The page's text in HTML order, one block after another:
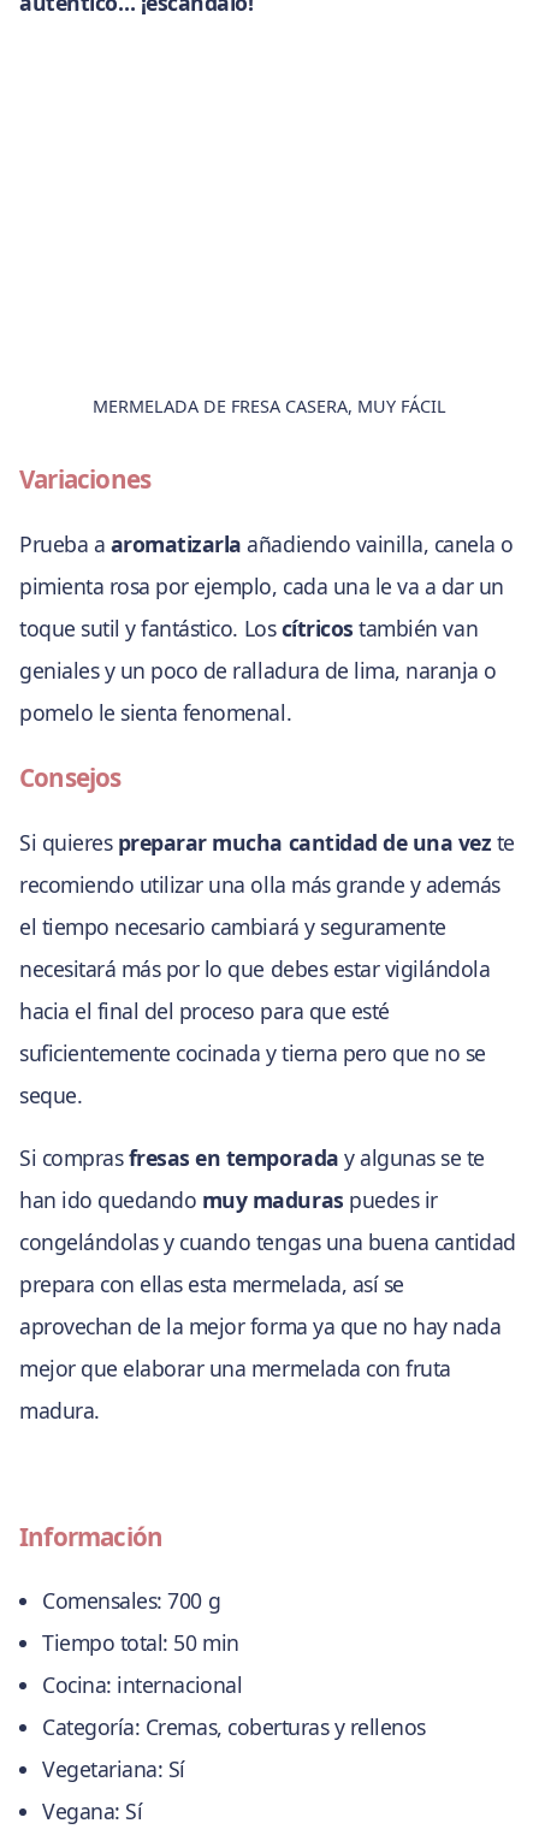
MERMELADA DE FRESA CASERA, MUY FÁCIL
Variaciones
Prueba a aromatizarla añadiendo vainilla, canela o
pimienta rosa por ejemplo, cada una le va a dar un
toque sutil y fantástico. Loscítricos también van
geniales y un poco de ralladura de lima, naranja o
pomelo le sienta fenomenal.
Consejos
Si quieres preparar mucha cantidad de una vez te
recomiendo utilizar una olla más grande y además
el tiempo necesario cambiará y seguramente
necesitará más por lo que debes estar vigilándola
hacia el final del proceso para que esté
suficientemente cocinada y tierna pero que no se
seque.
Si comprasfresas en temporada y algunas se te
han ido quedando muy maduras puedes ir
congelándolas y cuando tengas una buena cantidad
prepara con ellas esta mermelada, así se
aprovechan de la mejor forma ya que no hay nada
mejor que elaborar una mermelada con fruta
madura.
Información
Comensales: 700 g
Tiempo total: 50 min
Cocina: internacional
Categoría: Cremas, coberturas y rellenos
Vegetariana: Sí
Vegana: Sí